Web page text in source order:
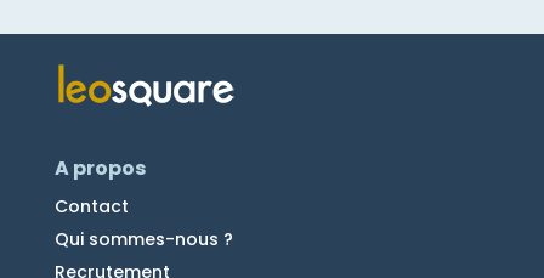
A propos
Contact
Qui sommes-nous ?
Recrutement